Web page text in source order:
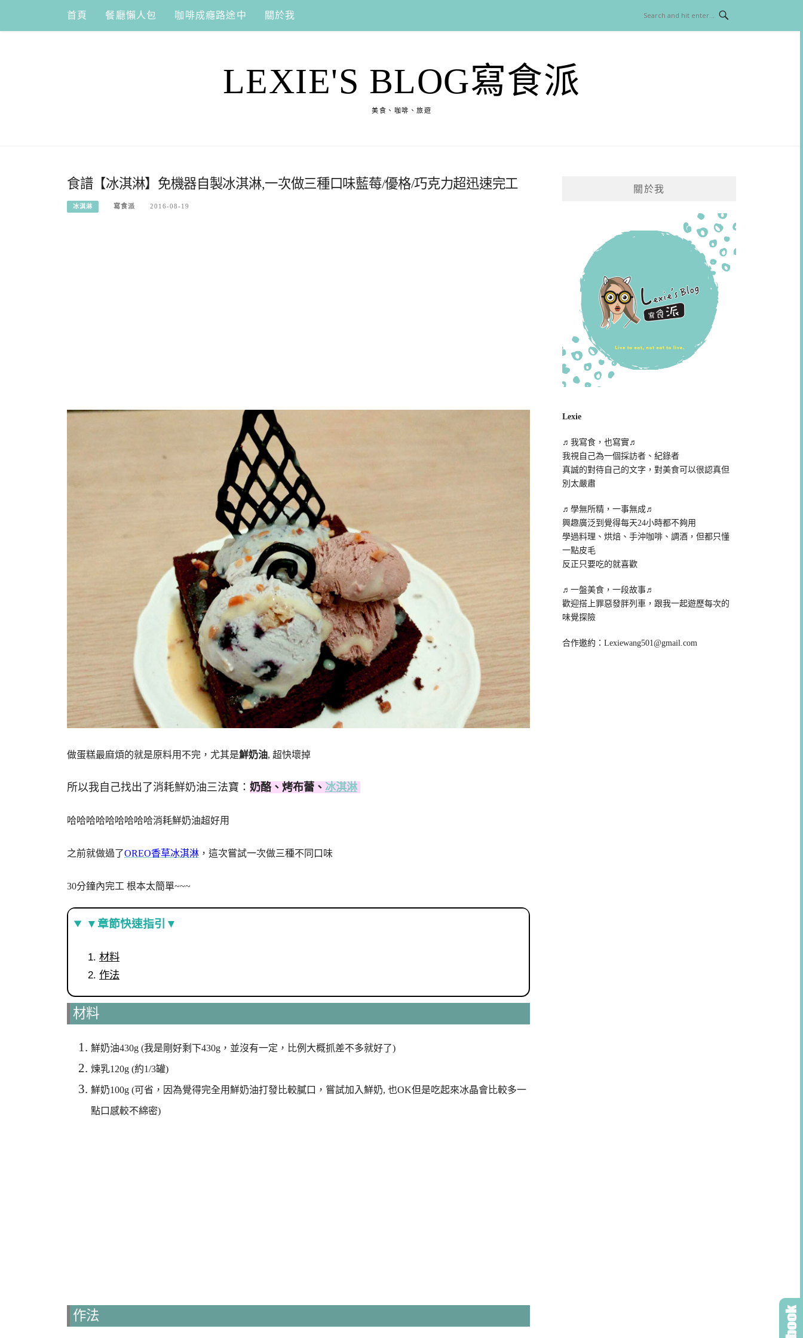
content
首頁 餐廳懶人包 咖啡成癮路途中 關於我
LEXIE'S BLOG寫食派
美食、咖啡、旅遊
食譜【冰淇淋】免機器自製冰淇淋,一次做三種口味藍莓/優格/巧克力超迅速完工
冰淇淋 寫食派 2016-08-19
做蛋糕最麻煩的就是原料用不完，尤其是鮮奶油, 超快壞掉
所以我自己找出了消耗鮮奶油三法寶： 奶酪、烤布蕾、 冰淇淋
哈哈哈哈哈哈哈哈哈消耗鮮奶油超好用
之前就做過了OREO香草冰淇淋 ，這次嘗試一次做三種不同口味
30分鐘內完工 根本太簡單~~~
▼章節快速指引▼
材料
作法
材料
鮮奶油430g (我是剛好剩下430g，並沒有一定，比例大概抓差不多就好了)
煉乳120g (約1/3罐)
鮮奶100g (可省，因為覺得完全用鮮奶油打發比較膩口，嘗試加入鮮奶, 也OK但是吃起來冰晶會比較多一
點口感較不綿密)
作法
關於我
Lexie
♬我寫食，也寫實♬
我視自己為一個採訪者、紀錄者
真誠的對待自己的文字，對美食可以很認真但
別太嚴肅
♬學無所精，一事無成♬
興趣廣泛到覺得每天24小時都不夠用
學過料理、烘焙、手沖咖啡、調酒，但都只懂
一點皮毛
反正只要吃的就喜歡
♬一盤美食，一段故事♬
歡迎搭上罪惡發胖列車，跟我一起遊歷每次的
味覺探險
合作邀約：Lexiewang501@gmail.com